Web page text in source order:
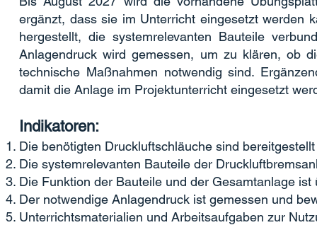
ergänzt, dass sie im Unterricht eingesetzt werden
hergestellt, die systemrelevanten Bauteile
Anlagendruck wird gemessen, um zu klären, ob
technische Maßnahmen notwendig sind.
damit die Anlage im Projektunterricht eingesetzt
Indikatoren:
Die benötigten Druckluftschläuche sind
Die systemrelevanten Bauteile der
Die Funktion der Bauteile und der Gesamtanlage ist
Der notwendige Anlagendruck ist gemessen und
Unterrichtsmaterialien und Arbeitsaufgaben zur